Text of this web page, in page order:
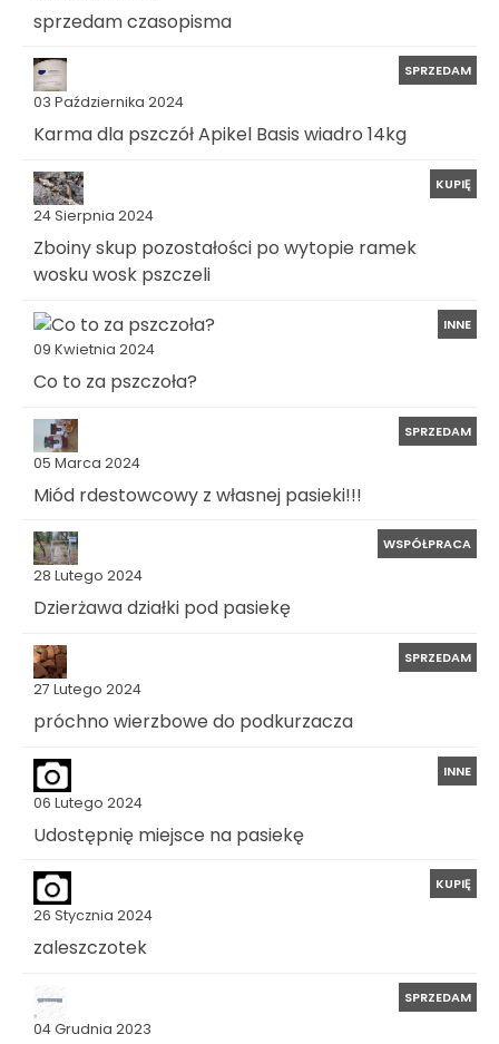
sprzedam czasopisma
03 Października 2024
SPRZEDAM
Karma dla pszczół Apikel Basis wiadro 14kg
24 Sierpnia 2024
KUPIĘ
Zboiny skup pozostałości po wytopie ramek
wosku wosk pszczeli
09 Kwietnia 2024
INNE
Co to za pszczoła?
05 Marca 2024
SPRZEDAM
Miód rdestowcowy z własnej pasieki!!!
28 Lutego 2024
WSPÓŁPRACA
Dzierżawa działki pod pasiekę
27 Lutego 2024
SPRZEDAM
próchno wierzbowe do podkurzacza
06 Lutego 2024
INNE
Udostępnię miejsce na pasiekę
26 Stycznia 2024
KUPIĘ
zaleszczotek
04 Grudnia 2023
SPRZEDAM